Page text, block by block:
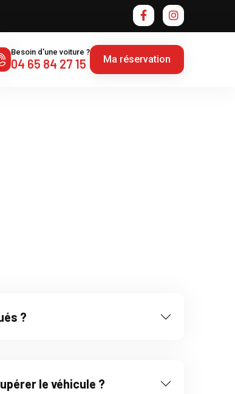
Besoin d'une voiture ?
04 65 84 27 15 Ma réservation
?
le véhicule ?